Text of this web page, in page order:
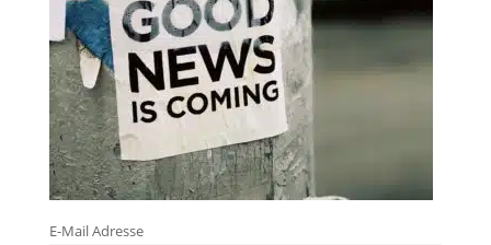
E-Mail Adresse